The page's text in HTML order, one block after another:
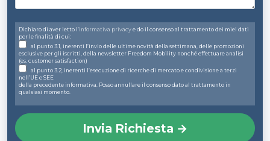
Dichiaro di aver letto l’informativa privacy e do il consenso al trattamento dei miei dati
per le finalità di cui:
al punto 3.1, inerenti l’invio delle ultime novità della settimana, delle promozioni
esclusive per gli iscritti, della newsletter Freedom Mobility nonché effettuare analisi
(es. customer satisfaction)
al punto 3.2, inerenti l’esecuzione di ricerche di mercato e condivisione a terzi
nell’UE e SEE
della precedente informativa. Posso annullare il consenso dato al trattamento in
qualsiasi momento.